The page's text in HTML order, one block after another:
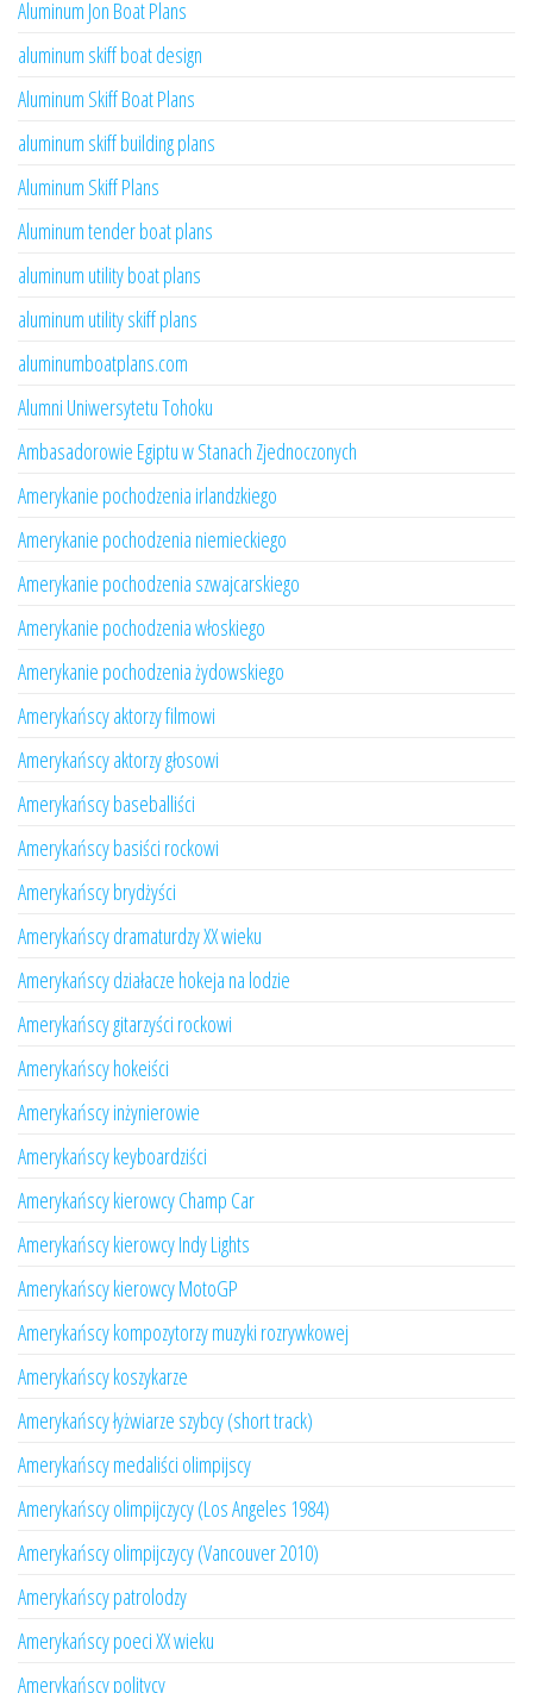
Aluminum Jon Boat Plans
aluminum skiff boat design
Aluminum Skiff Boat Plans
aluminum skiff building plans
Aluminum Skiff Plans
Aluminum tender boat plans
aluminum utility boat plans
aluminum utility skiff plans
aluminumboatplans.com
Alumni Uniwersytetu Tohoku
Ambasadorowie Egiptu w Stanach Zjednoczonych
Amerykanie pochodzenia irlandzkiego
Amerykanie pochodzenia niemieckiego
Amerykanie pochodzenia szwajcarskiego
Amerykanie pochodzenia włoskiego
Amerykanie pochodzenia żydowskiego
Amerykańscy aktorzy filmowi
Amerykańscy aktorzy głosowi
Amerykańscy baseballiści
Amerykańscy basiści rockowi
Amerykańscy brydżyści
Amerykańscy dramaturdzy XX wieku
Amerykańscy działacze hokeja na lodzie
Amerykańscy gitarzyści rockowi
Amerykańscy hokeiści
Amerykańscy inżynierowie
Amerykańscy keyboardziści
Amerykańscy kierowcy Champ Car
Amerykańscy kierowcy Indy Lights
Amerykańscy kierowcy MotoGP
Amerykańscy kompozytorzy muzyki rozrywkowej
Amerykańscy koszykarze
Amerykańscy łyżwiarze szybcy (short track)
Amerykańscy medaliści olimpijscy
Amerykańscy olimpijczycy (Los Angeles 1984)
Amerykańscy olimpijczycy (Vancouver 2010)
Amerykańscy patrolodzy
Amerykańscy poeci XX wieku
Amerykańscy politycy